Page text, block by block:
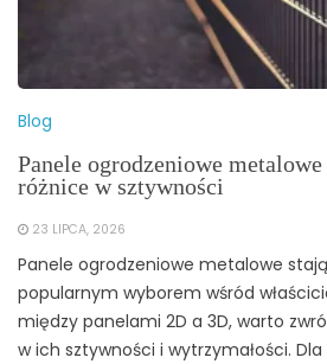
Blog
Panele ogrodzeniowe
różnice w sztywności
23 LIPCA, 2026
Panele ogrodzeniowe metalowe
popularnym wyborem wśród
między panelami 2D a 3D, warto
w ich sztywności i wytrzymałości.